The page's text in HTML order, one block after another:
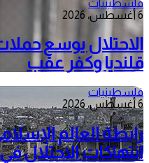
فلسطينيات
6 أغسطس، 2026
الاحتلال يوسع
قلنديا وكفر عقب
فلسطينيات
6 أغسطس، 2026
رابطة العالم
انتهاكات الاحتلال